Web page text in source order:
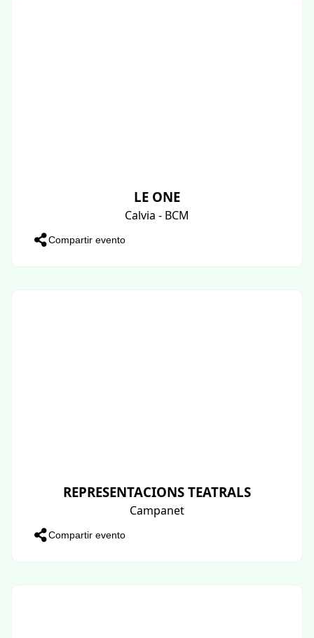
LE ONE
Calvia - BCM
Compartir evento
REPRESENTACIONS TEATRALS
Campanet
Compartir evento